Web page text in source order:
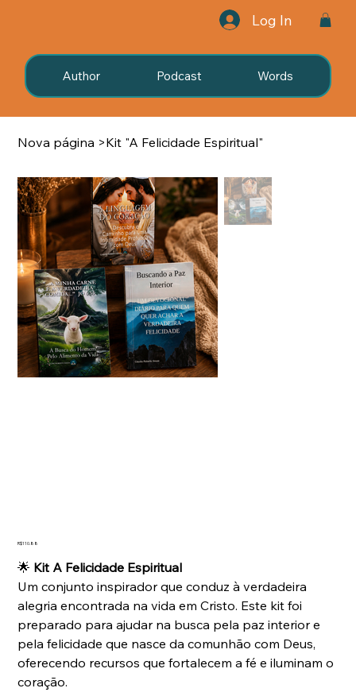
Author Podcast Words
Log In
Nova página >Kit "A Felicidade Espiritual"
Price
R$110.88
🌟 Kit A Felicidade Espiritual
Um conjunto inspirador que conduz à verdadeira
alegria encontrada na vida em Cristo. Este kit foi
preparado para ajudar na busca pela paz interior e
pela felicidade que nasce da comunhão com Deus,
oferecendo recursos que fortalecem a fé e iluminam o
coração.